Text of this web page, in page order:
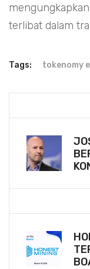
terlibat dalam
Tags: tokenomy